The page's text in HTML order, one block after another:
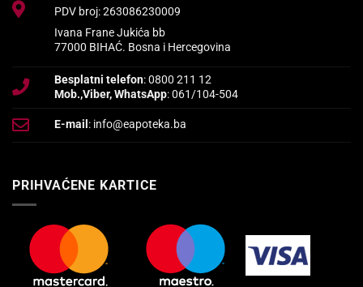
PDV broj: 263086230009
Ivana Frane Jukića bb
77000 BIHAĆ. Bosna i Hercegovina
Besplatni telefon: 0800 211 12
Mob.,Viber, WhatsApp: 061/104-504
E-mail : info@eapoteka.ba
PRIHVAĆENE KARTICE